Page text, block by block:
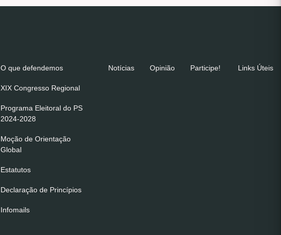
O que defendemos
XIX Congresso Regional
Programa Eleitoral do PS
2024-2028
Moção de Orientação
Global
Estatutos
Declaração de Princípios
Infomails
Notícias Opinião Participe! Links Úteis